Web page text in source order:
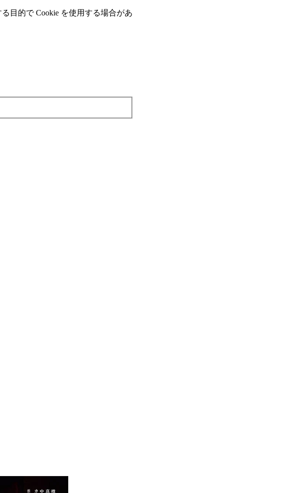
⽬的で Cookie を使⽤する場合があ